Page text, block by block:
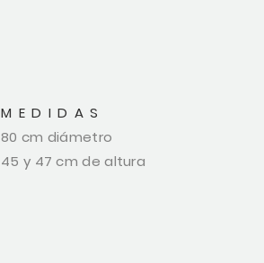
MEDIDAS
80 cm diámetro
45 y 47 cm de altura